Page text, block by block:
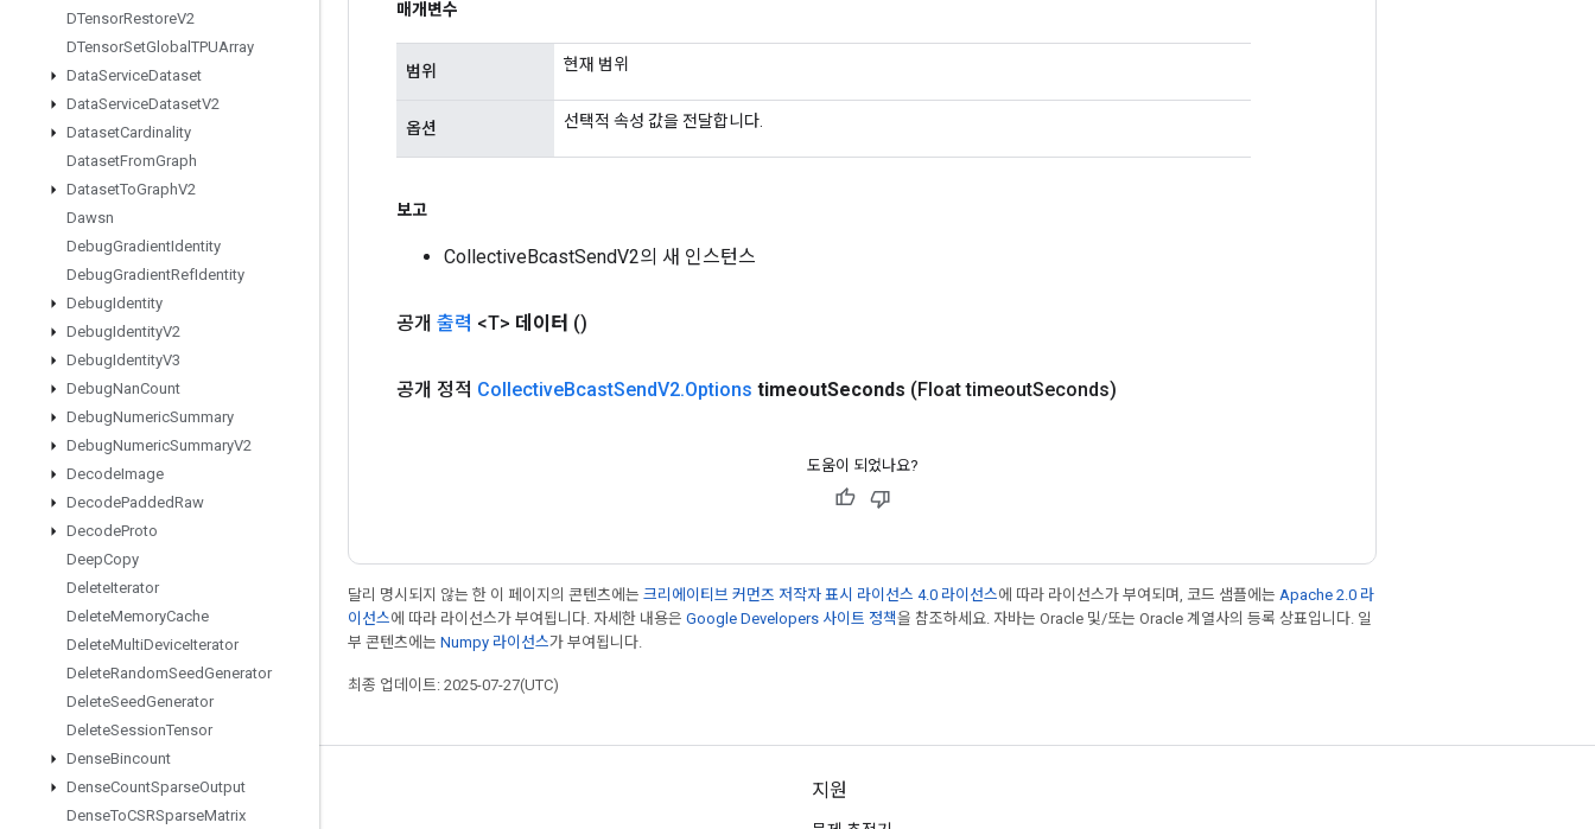
DTensorRestoreV2
DTensorSetGlobal TPUArray
DataServiceDataset
DataServiceDatasetV2
DatasetCardinality
DatasetFromGraph
DatasetToGraphV2
Dawsn
DebugGradientIdentity
DebugGradientRefIdentity
DebugIdentity
DebugIdentityV2
DebugIdentityV3
DebugNanCount
DebugNumericSummary
DebugNumericSummaryV2
DecodeImage
DecodePaddedRaw
DecodeProto
DeepCopy
DeleteIterator
DeleteMemoryCache
DeleteMultiDeviceIterator
DeleteRandomSeedGenerator
DeleteSeedGenerator
DeleteSessionTensor
DenseBincount
DenseCountSparseOutput
DenseToCSRSparseMatrix
매개변수
범위 현재 범위
옵션 선택적 속성 값을 전달합니다.
보고
CollectiveBcastSendV2의 새 인스턴스
공개 출력 <T> 데이터 ()
공개 정적 CollectiveBcastSendV2.Options timeoutSeconds (Float timeoutSeconds)
도움이 되었나요?
달리 명시되지 않는 한 이 페이지의 콘텐츠에는 크리에이티브 커먼즈 저작자 표시 라이선스 4.0 라이선스에 따라 라이선스가 부여되며, 코드 샘플에는 Apache 2.0 라
이선스에 따라 라이선스가 부여됩니다. 자세한 내용은 Google Developers 사이트 정책을 참조하세요. 자바는 Oracle 및/또는 Oracle 계열사의 등록 상표입니다. 일
부 콘텐츠에는 Numpy 라이선스가 부여됩니다.
최종 업데이트: 2025-07-27(UTC)
최신 소식 확인하기 지원